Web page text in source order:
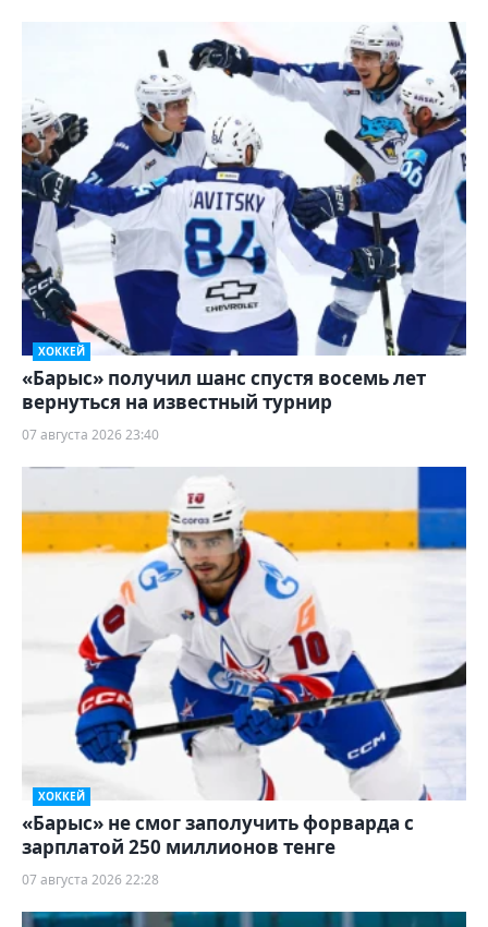
ХОККЕЙ
«Барыс» получил шанс спустя восемь лет
вернуться на известный турнир
07 августа 2026 23:40
ХОККЕЙ
«Барыс» не смог заполучить форварда с
зарплатой 250 миллионов тенге
07 августа 2026 22:28